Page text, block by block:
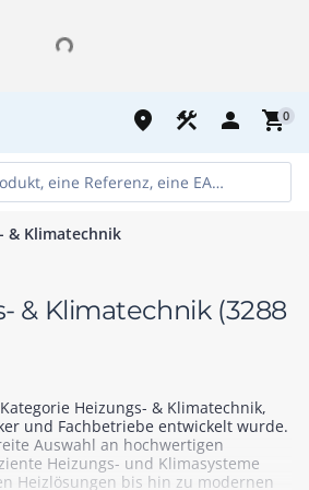
place construction person shopping_cart0
& Klimatechnik
& Klimatechnik (3288
Heizungs- & Klimatechnik,
und Fachbetriebe entwickelt wurde.
Auswahl an hochwertigen
Heizungs- und Klimasysteme
Heizlösungen bis hin zu modernen